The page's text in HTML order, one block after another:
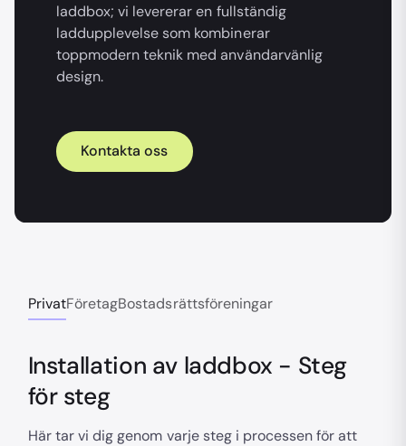
laddbox; vi levererar en fullständig
laddupplevelse som kombinerar
toppmodern teknik med användarvänlig
design.
Kontakta oss
PrivatFöretagBostadsrättsföreningar
Installation av laddbox - Steg
för steg
Här tar vi dig genom varje steg i processen för att